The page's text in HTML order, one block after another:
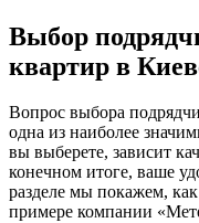
Выбор
квартир в
Вопрос выбора
одна из наиболее
вы выберете, зависит
конечном итоге, ваше
разделе мы покажем,
примере компании